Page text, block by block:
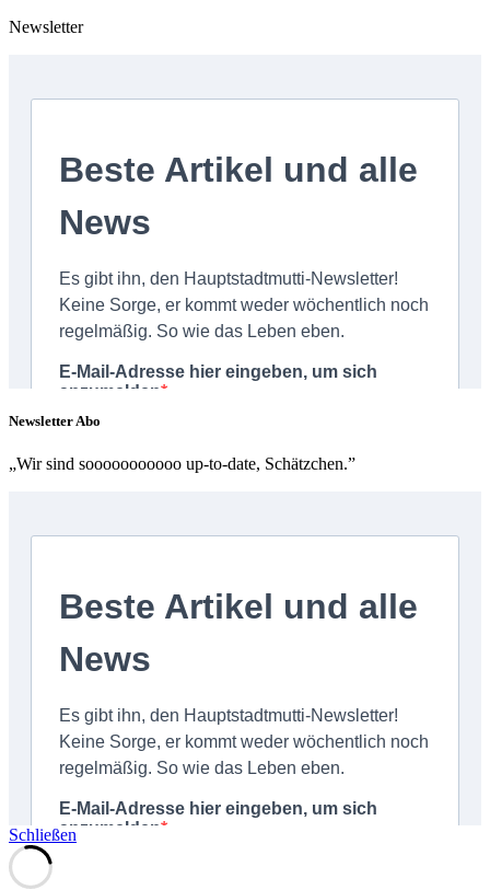
Newsletter
Newsletter Abo
„Wir sind sooooooooooo up-to-date, Schätzchen.”
Schließen